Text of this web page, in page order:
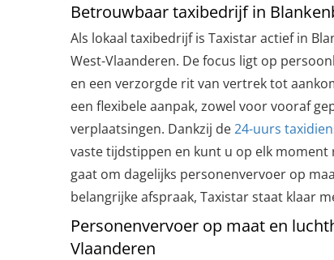
Betrouwbaar taxibedrijf in
Als lokaal taxibedrijf is Taxistar actief in
West-Vlaanderen. De focus ligt op
en een verzorgde rit van vertrek tot
een flexibele aanpak, zowel voor vooraf
verplaatsingen. Dankzij de24-uurs
vaste tijdstippen en kunt u op elk moment
gaat om dagelijks personenvervoer op
belangrijke afspraak, Taxistar staat klaar
Personenvervoer op maat en
Vlaanderen